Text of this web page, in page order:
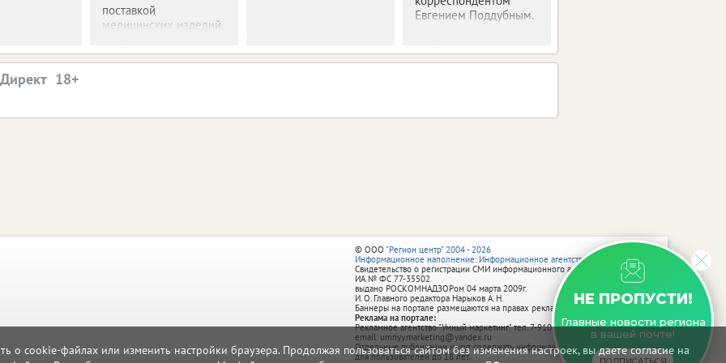
о cookie-файлах или изменить настройки браузера. Продолжая пользоваться сайтом без изменения настроек, вы даете согласие на
поставкой
медицинских изделий.
Евгением Поддубным.
НЕ ПРОПУСТИ!
Главные новости региона
в вашей почте!
© ООО "Регион центр" 2004 - 2026
Информационное наполнение: Информационное агентство vRossii.ru
Свидетельство о регистрации СМИ информационного агентства vRossii.ru
ИА № ФС 77‑35502
выдано РОСКОМНАДЗОРом 04 марта 2009г.
И. О. Главного редактора Нарыков А. Н.
Баннеры на портале размещаются на правах рекламы.
Реклама на портале:
Рекламное агентство "Умный маркетинг" тел. 7-910-267-70-40,
email: umnyy.marketing@yandex.ru
Отдельные публикации могут содержать информацию, не предназначенную
для пользователей до 18 лет.